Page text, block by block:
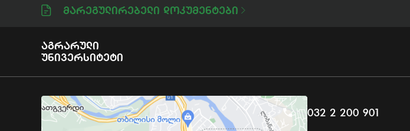
Მარეგულირებელი Დოკუმენტები
Აგრარული
Უნივერსიტეტი
032 2 200 901